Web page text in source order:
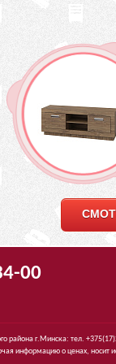
00
района г.Минска: тел.
информацию о ценах, носит